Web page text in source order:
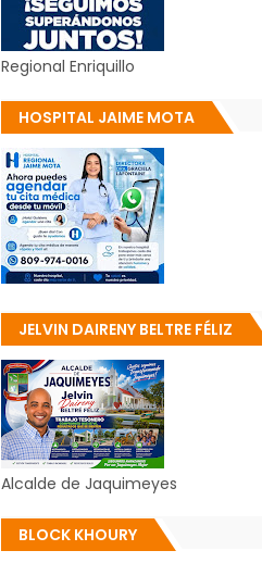
Regional Enriquillo
HOSPITAL JAIME MOTA
JELVIN DAIRENY BELTRE FÉLIZ
Alcalde de Jaquimeyes
BLOCK KHOURY